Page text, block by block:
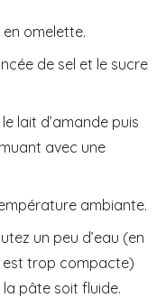
omelette.
de sel et le sucre
lait d’amande puis
avec une
ambiante.
un peu d’eau (en
est trop compacte)
pâte soit fluide.